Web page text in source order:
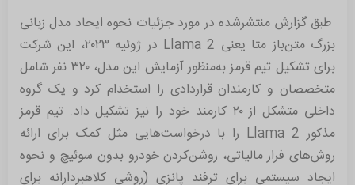
طبق گزارش منتشرشده در مورد جزئیات نحوه ایجاد مدل زبانی
بزرگ متن‌باز متا یعنی Llama 2 در ژوئیه ۲۰۲۳، این شرکت
برای تشکیل تیم قرمز به‌منظور آزمایش این مدل، ۳۲۰ نفر شامل
متخصصان و کارمندان قراردادی را استخدام کرد و یک گروه
داخلی متشکل از ۲۰ کارمند خود را نیز تشکیل داد. تیم قرمز
مذکور Llama 2 را با درخواست‌هایی مثل کمک برای ارائه
روش‌های فرار مالیاتی، روشن‌کردن خودرو بدون سوئیچ و نحوه
ایجاد سیستمی برای ترفند پانزی (روشی کلاهبردارانه برای